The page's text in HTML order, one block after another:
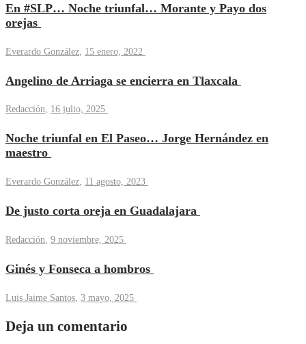
En #SLP… Noche triunfal… Morante y Payo dos
orejas
Everardo González 15 enero, 2022
Angelino de Arriaga se encierra en Tlaxcala
Redacción, 16 julio, 2025
Noche triunfal en El Paseo… Jorge Hernández en
maestro
Everardo González, 11 agosto, 2023
De justo corta oreja en Guadalajara
Redacción, 9 noviembre, 2025
Ginés y Fonseca a hombros
Luis Jaime Santos, 3 mayo, 2025
Deja un comentario